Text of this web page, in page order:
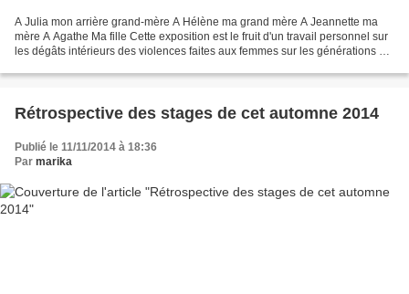
A Julia mon arrière grand-mère A Hélène ma grand mère A Jeannette ma
mère A Agathe Ma fille Cette exposition est le fruit d'un travail personnel sur
les dégâts intérieurs des violences faites aux femmes sur les générations qui
Rétrospective des stages de cet automne 2014
Publié le 11/11/2014 à 18:36
Par marika